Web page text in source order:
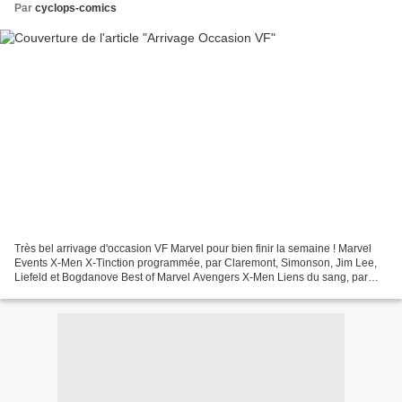
Par cyclops-comics
Très bel arrivage d'occasion VF Marvel pour bien finir la semaine ! Marvel
Events X-Men X-Tinction programmée, par Claremont, Simonson, Jim Lee,
Liefeld et Bogdanove Best of Marvel Avengers X-Men Liens du sang, par